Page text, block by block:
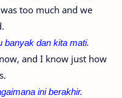
too much and we
banyak dan kita mati.
and I know just how
ini berakhir.